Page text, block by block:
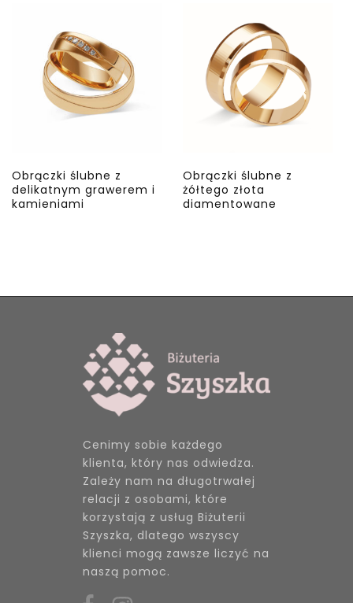
Obrączki ślubne z
delikatnym grawerem i
kamieniami
Obrączki ślubne z
żółtego złota
diamentowane
Cenimy sobie każdego
klienta, który nas odwiedza.
Zależy nam na długotrwałej
relacji z osobami, które
korzystają z usług Biżuterii
Szyszka, dlatego wszyscy
klienci mogą zawsze liczyć na
naszą pomoc.